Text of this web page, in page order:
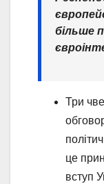
більше
Три
це
вступ